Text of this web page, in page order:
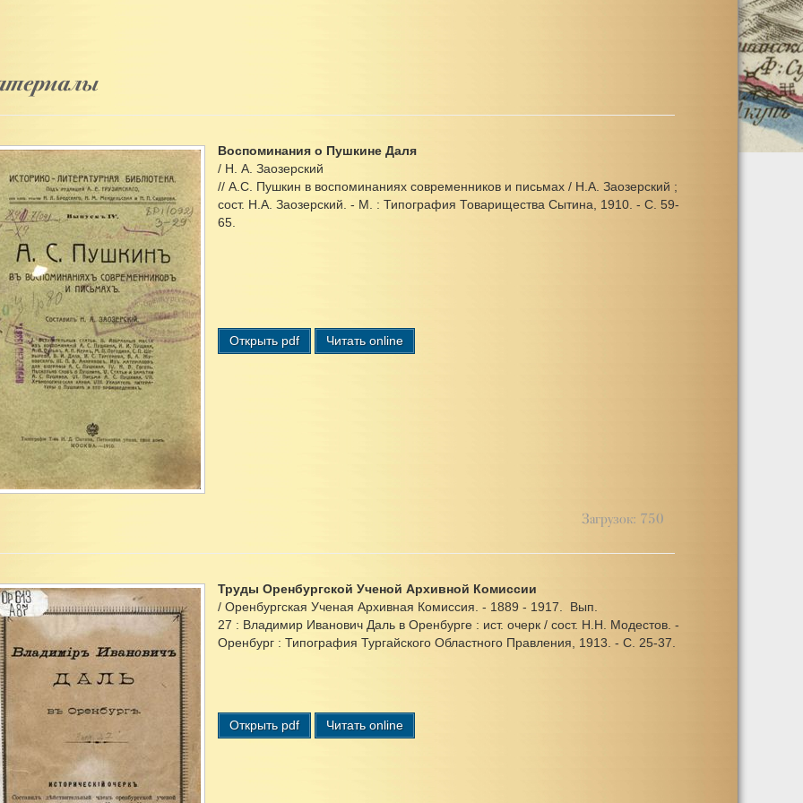
Воспоминания о Пушкине Даля
/ Н. А. Заозерский
// А.С. Пушкин в воспоминаниях современников и письмах / Н.А. Заозерский ;
сост. Н.А. Заозерский. - М. : Типография Товарищества Сытина, 1910. - С. 59-
65.
Открыть pdf Читать online
Загрузок: 750
Труды Оренбургской Ученой Архивной Комиссии
/ Оренбургская Ученая Архивная Комиссия. - 1889 - 1917. Вып.
27 : Владимир Иванович Даль в Оренбурге : ист. очерк / сост. Н.Н. Модестов. -
Оренбург : Типография Тургайского Областного Правления, 1913. - С. 25-37.
Открыть pdf Читать online